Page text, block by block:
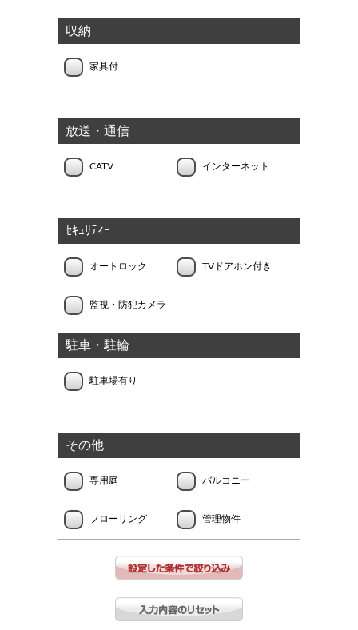
収納
家具付
放送・通信
CATV インターネット
ｾｷｭﾘﾃｨｰ
オートロック TVドアホン付き
監視・防犯カメラ
駐車・駐輪
駐車場有り
その他
専用庭 バルコニー
フローリング 管理物件